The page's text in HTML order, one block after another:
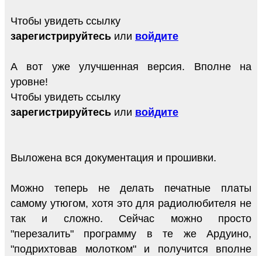
Чтобы увидеть ссылку
зарегистрируйтесь или войдите
А вот уже улучшенная версия. Вполне на
уровне!
Чтобы увидеть ссылку
зарегистрируйтесь или войдите
Выложена вся документация и прошивки.
Можно теперь не делать печатные платы
самому утюгом, хотя это для радиолюбителя не
так и сложно. Сейчас можно просто
"перезалить" программу в те же Ардуино,
"подрихтовав молотком" и получится вполне